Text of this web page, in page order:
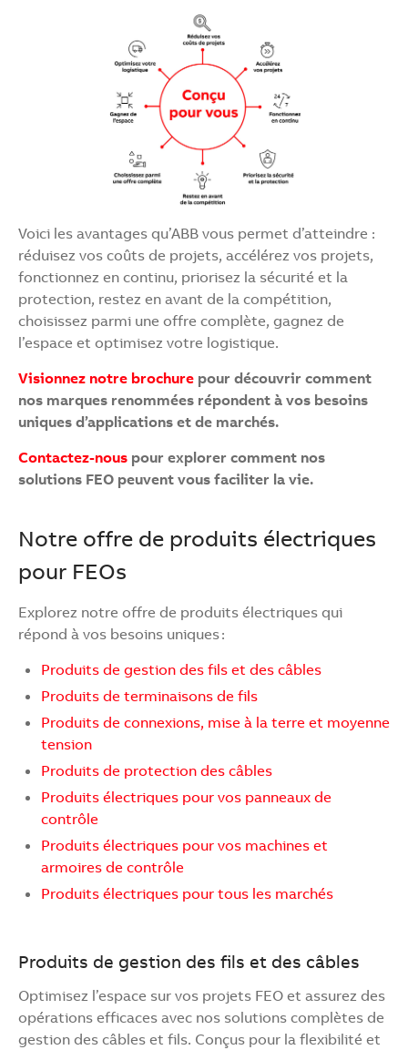
Voici les avantages qu’ABB vous permet d’atteindre :
réduisez vos coûts de projets, accélérez vos projets,
fonctionnez en continu, priorisez la sécurité et la
protection, restez en avant de la compétition,
choisissez parmi une offre complète, gagnez de
l’espace et optimisez votre logistique.
Visionnez notre brochure pour découvrir comment
nos marques renommées répondent à vos besoins
uniques d’applications et de marchés.
Contactez-nous pour explorer comment nos
solutions FEO peuvent vous faciliter la vie.
Notre offre de produits électriques
pour FEOs
Explorez notre offre de produits électriques qui
répond à vos besoins uniques :
Produits de gestion des fils et des câbles
Produits de terminaisons de fils
Produits de connexions, mise à la terre et moyenne
tension
Produits de protection des câbles
Produits électriques pour vos panneaux de
contrôle
Produits électriques pour vos machines et
armoires de contrôle
Produits électriques pour tous les marchés
Produits de gestion des fils et des câbles
Optimisez l’espace sur vos projets FEO et assurez des
opérations efficaces avec nos solutions complètes de
gestion des câbles et fils. Conçus pour la flexibilité et